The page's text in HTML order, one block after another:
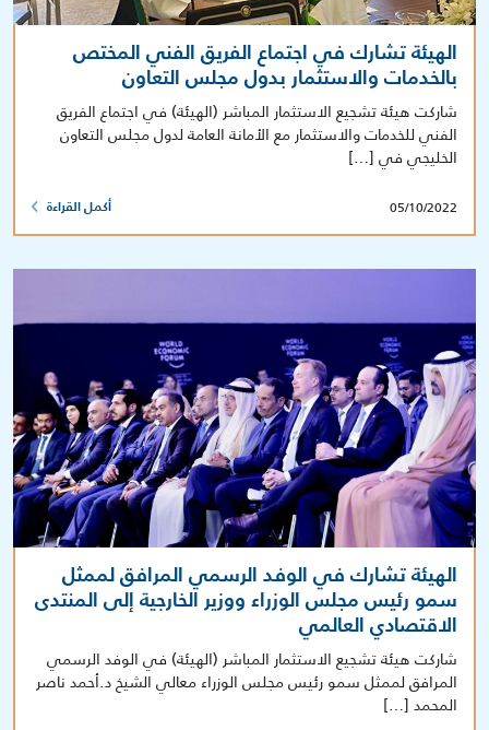
الهيئة تشارك في اجتماع الفريق الفني المختص
بالخدمات والاستثمار بدول مجلس التعاون
شاركت هيئة تشجيع الاستثمار المباشر (الهيئة) في اجتماع الفريق
الفني للخدمات والاستثمار مع الأمانة العامة لدول مجلس التعاون
الخليجي في […]
05/10/2022 أكمل القراءة
الهيئة تشارك في الوفد الرسمي المرافق لممثل
سمو رئيس مجلس الوزراء ووزير الخارجية إلى المنتدى
الاقتصادي العالمي
شاركت هيئة تشجيع الاستثمار المباشر (الهيئة) في الوفد الرسمي
المرافق لممثل سمو رئيس مجلس الوزراء معالي الشيخ د.أحمد ناصر
المحمد […]